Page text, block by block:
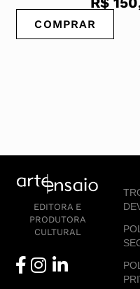
COMPRAR
EDITORA E
PRODUTORA
CULTURAL